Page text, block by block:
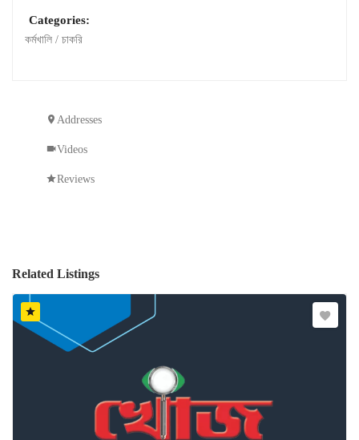
Categories:
কর্মখালি / চাকরি
Addresses
Videos
Reviews
Related Listings